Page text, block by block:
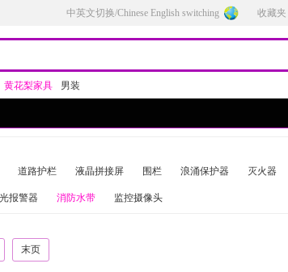
中英文切换/Chinese English switching 收藏夹
黄花梨家具 男装
道路护栏 液晶拼接屏 围栏 浪涌保护器 灭火器
报警器 消防水带 监控摄像头
末页